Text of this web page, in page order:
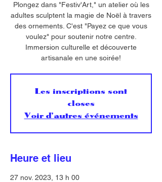
Plongez dans "Festiv'Art," un atelier où les
adultes sculptent la magie de Noël à travers
des ornements. C'est "Payez ce que vous
voulez" pour soutenir notre centre.
Immersion culturelle et découverte
artisanale en une soirée!
Les inscriptions sont
closes
Voir d'autres événements
Heure et lieu
27 nov. 2023, 13 h 00